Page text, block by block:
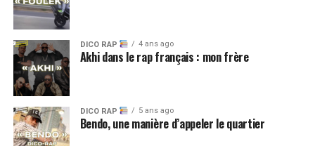
DICO RAP 4 ans ago
Akhi dans le rap français : mon frère
DICO RAP 5 ans ago
Bendo, une manière d’appeler le quartier